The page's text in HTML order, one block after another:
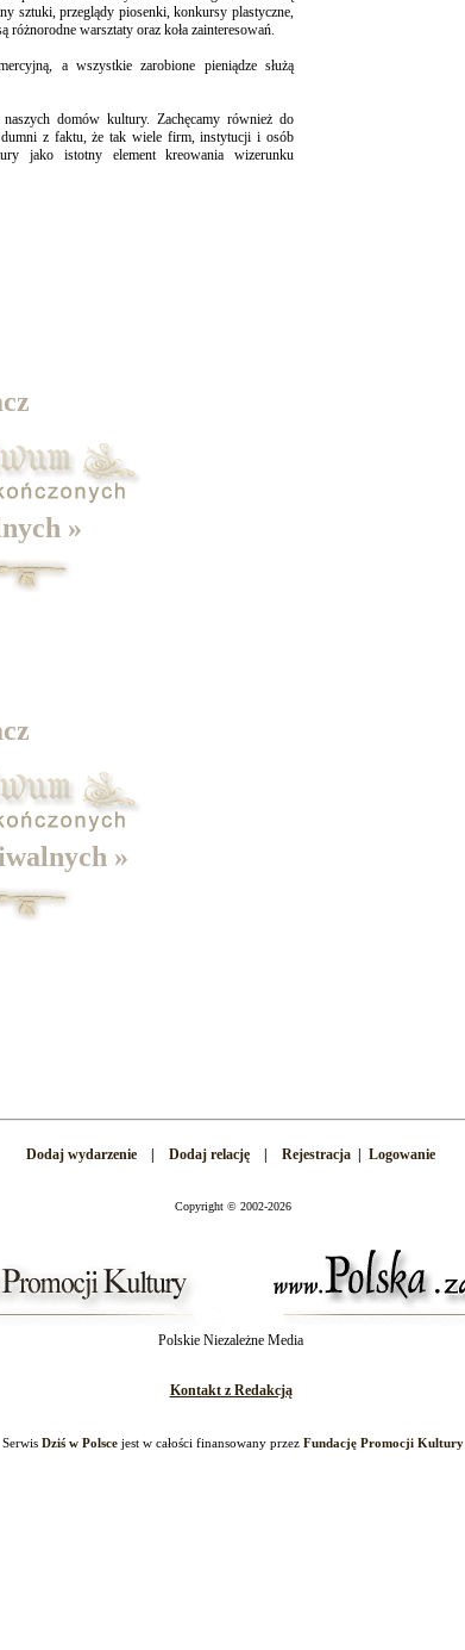
sztuki, przeglądy piosenki, konkursy plastyczne,
różnorodne warsztaty oraz koła zainteresowań.
a wszystkie zarobione pieniądze służą
domów kultury. Zachęcamy również do
dumni z faktu, że tak wiele firm, instytucji i osób
jako istotny element kreowania wizerunku
»
»
Dodaj wydarzenie Dodaj relację Rejestracja Logowanie
Copyright ©2002-2026
Polskie Niezależne Media
Kontakt z Redakcją
Serwis Dziś w Polscejest w całości finansowany przez Fundację Promocji Kultury